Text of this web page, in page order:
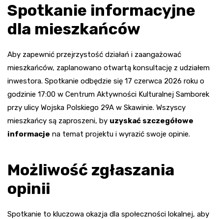
Spotkanie informacyjne
dla mieszkańców
Aby zapewnić przejrzystość działań i zaangażować
mieszkańców, zaplanowano otwartą konsultację z udziałem
inwestora. Spotkanie odbędzie się 17 czerwca 2026 roku o
godzinie 17:00 w Centrum Aktywności Kulturalnej Samborek
przy ulicy Wojska Polskiego 29A w Skawinie. Wszyscy
mieszkańcy są zaproszeni, by uzyskać szczegółowe
informacje na temat projektu i wyrazić swoje opinie.
Możliwość zgłaszania
opinii
Spotkanie to kluczowa okazja dla społeczności lokalnej, aby